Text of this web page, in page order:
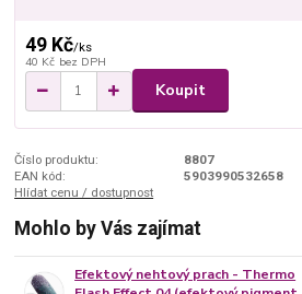
49 Kč/ks
40 Kč bez DPH
Koupit
Číslo produktu:
8807
EAN kód:
5903990532658
Hlídat cenu / dostupnost
Mohlo by Vás zajímat
Efektový nehtový prach - Thermo